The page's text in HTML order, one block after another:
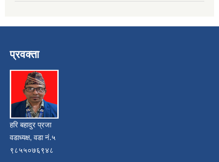
प्रवक्ता
हरि बहादुर प्रजा
वडाध्यक्ष, वडा नं.५
९८५५०७६९४८